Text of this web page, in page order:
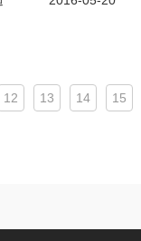
12 13 14
15